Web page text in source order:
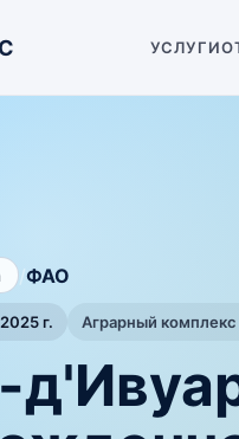
УСЛУГИ
/ФАО
г. Аграрный